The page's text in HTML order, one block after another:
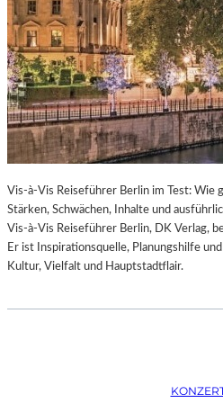
Vis-à-Vis Reiseführer Berlin im Test: Wie
Stärken, Schwächen, Inhalte und
Vis-à-Vis Reiseführer Berlin, DK Verlag,
Er ist Inspirationsquelle, Planungshilfe
Kultur, Vielfalt und Hauptstadtflair.